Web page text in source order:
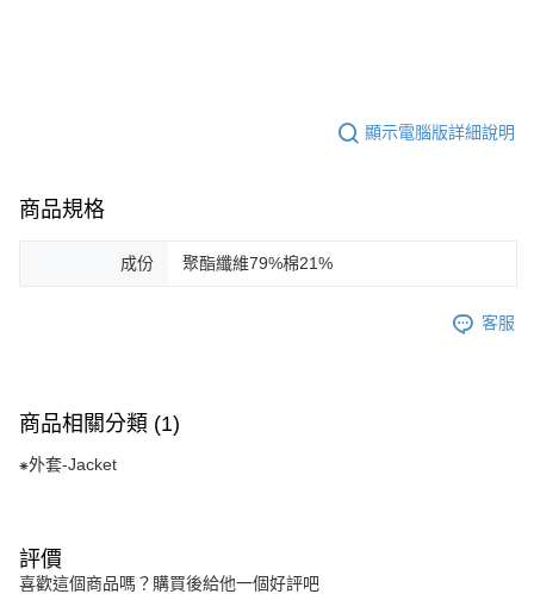
顯示電腦版詳細說明
商品規格
成份 聚酯纖維79%棉21%
客服
商品相關分類 (1)
⁕外套-Jacket
評價
喜歡這個商品嗎？購買後給他一個好評吧